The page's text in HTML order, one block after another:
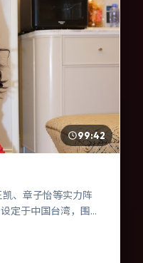
99:42
、章子怡等实力阵
定于中国台湾，围绕
彩高度服务于主题，